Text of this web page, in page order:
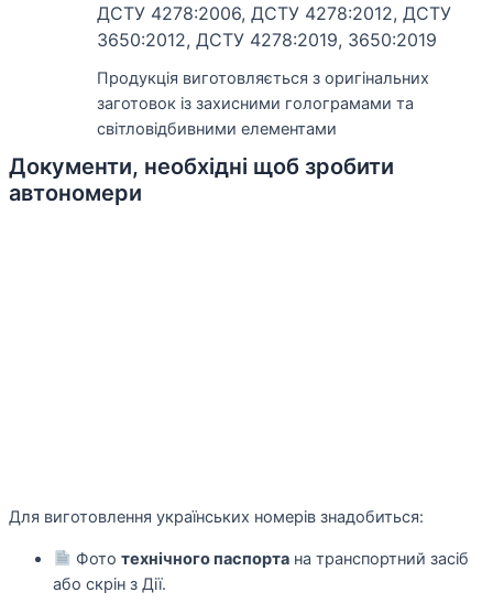
ДСТУ 4278:2006, ДСТУ 4278:2012, ДСТУ
3650:2012, ДСТУ 4278:2019, 3650:2019
Продукція виготовляється з оригінальних
заготовок із захисними голограмами та
світловідбивними елементами
Документи, необхідні щоб зробити
автономери
Для виготовлення українських номерів знадобиться:
Фото технічного паспортана транспортний засіб
або скрін з Дії.